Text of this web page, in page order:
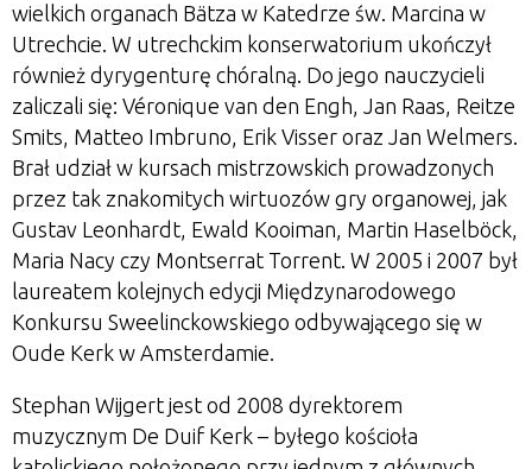
wielkich organach Bätza w Katedrze św. Marcina w
Utrechcie. W utrechckim konserwatorium ukończył
również dyrygenturę chóralną. Do jego nauczycieli
zaliczali się: Véronique van den Engh, Jan Raas, Reitze
Smits, Matteo Imbruno, Erik Visser oraz Jan Welmers.
Brał udział w kursach mistrzowskich prowadzonych
przez tak znakomitych wirtuozów gry organowej, jak
Gustav Leonhardt, Ewald Kooiman, Martin Haselböck,
Maria Nacy czy Montserrat Torrent. W 2005 i 2007 był
laureatem kolejnych edycji Międzynarodowego
Konkursu Sweelinckowskiego odbywającego się w
Oude Kerk w Amsterdamie.
Stephan Wijgert jest od 2008 dyrektorem
muzycznym De Duif Kerk – byłego kościoła